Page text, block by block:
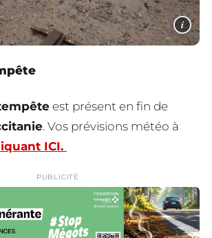
i
est présent en fin de
. Vos prévisions météo à
ICI.
PUBLICITÉ